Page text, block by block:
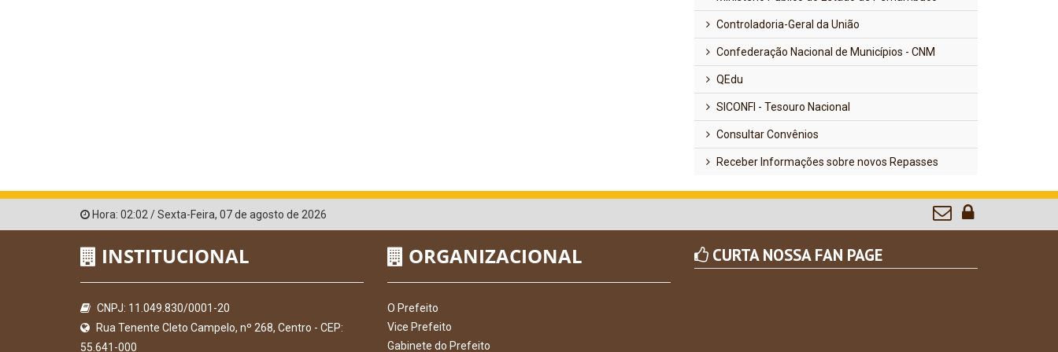
Controladoria-Geral da União
Confederação Nacional de Municípios - CNM
QEdu
SICONFI - Tesouro Nacional
Consultar Convênios
Receber Informações sobre novos Repasses
Hora: 02:02 /Sexta-Feira, 07 de agosto de 2026
INSTITUCIONAL
CNPJ: 11.049.830/0001-20
Rua Tenente Cleto Campelo, nº 268, Centro - CEP:
55.641-000
ORGANIZACIONAL
O Prefeito
Vice Prefeito
Gabinete do Prefeito
CURTA NOSSA FAN PAGE